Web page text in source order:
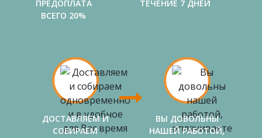
ПРЕДОПЛАТА
ВСЕГО 20%
ТЕЧЕНИЕ 7 ДНЕЙ
ДОСТАВЛЯЕМ И
СОБИРАЕМ
ВЫ ДОВОЛЬНЫ
НАШЕЙ РАБОТОЙ,